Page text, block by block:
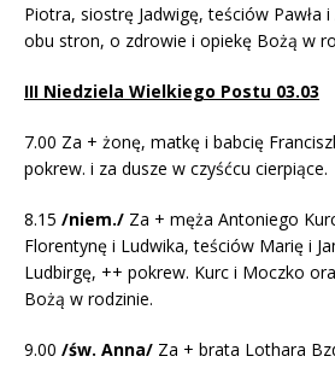
Piotra, siostrę Jadwigę, teściów Pawła
obu stron, o zdrowie i opiekę Bożą w
III Niedziela Wielkiego Postu 03.03
7.00 Za + żonę, matkę i babcię
pokrew. i za dusze w czyśćcu cierpiące.
8.15 /niem./ Za + męża Antoniego
Florentynę i Ludwika, teściów Marię i
Ludbirgę, ++ pokrew. Kurc i Moczko
Bożą w rodzinie.
9.00 /św. Anna/ Za + brata Lothara